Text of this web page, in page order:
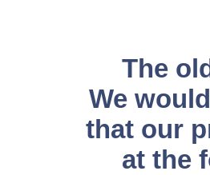
The
We
that our
at the